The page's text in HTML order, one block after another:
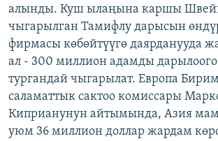
АЗАТТЫК+
ЫҢГАЙСЫЗ СУРООЛОР
ЭЕ/АРнун бардык сайттары
алынды. Куш ылаңына каршы
чыгарылган Тамифлу дарысын
фирмасы көбөйтүүгө даярданууда
ал - 300 миллион адамды
тургандай чыгарылат. Европа
саламаттык сактоо комиссары
Киприанунун айтымында, Азия
уюм 36 миллион доллар жардам